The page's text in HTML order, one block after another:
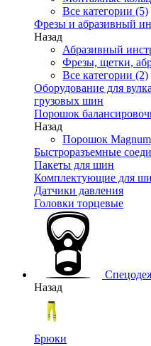
Все категории (5)
Фрезы и абразивный
Назад
Абразивный
Фрезы, щетки,
Все категории (2)
Оборудование для
грузовых шин
Порошок
Назад
Порошок Magnum
Быстроразъемные
Пакеты для шин
Комплектующие для
Датчики давления
Головки торцевые
Назад
Брюки